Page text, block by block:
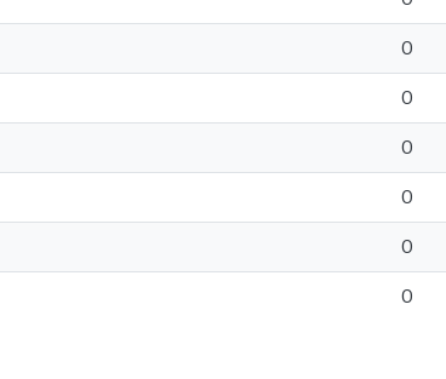
0
0
0
0
0
0